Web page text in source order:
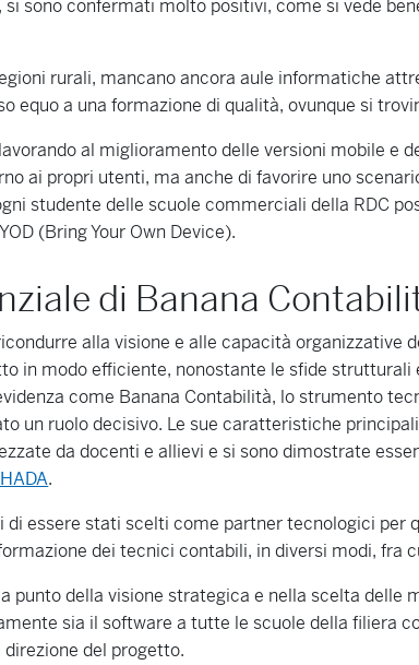
sono confermati molto positivi, come si vede
rurali, mancano ancora aule informatiche
equo a una formazione di qualità, ovunque si
al miglioramento delle versioni mobile e
ai propri utenti, ma anche di favorire uno
studente delle scuole commerciali della RDC
(Bring Your Own Device).
di Banana
alla visione e alle capacità organizzative
in modo efficiente, nonostante le sfide strutturali
come Banana Contabilità, lo strumento
un ruolo decisivo. Le sue caratteristiche
da docenti e allievi e si sono dimostrate
.
essere stati scelti come partner tecnologici per
dei tecnici contabili, in diversi modi, fra
punto della visione strategica e nella scelta delle
sia il software a tutte le scuole della filiera
del progetto.